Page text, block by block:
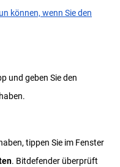
können, wenn Sie den
und geben Sie den
tippen Sie im Fenster
. Bitdefender überprüft